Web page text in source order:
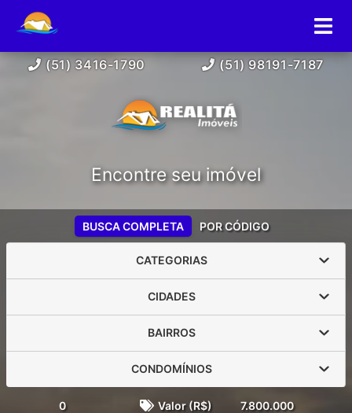
(51) 3416-1790 (51) 98191-7187
Encontre seu imóvel
BUSCA COMPLETA POR CÓDIGO
CATEGORIAS
CIDADES
BAIRROS
CONDOMÍNIOS
0 Valor (R$) 7.800.000